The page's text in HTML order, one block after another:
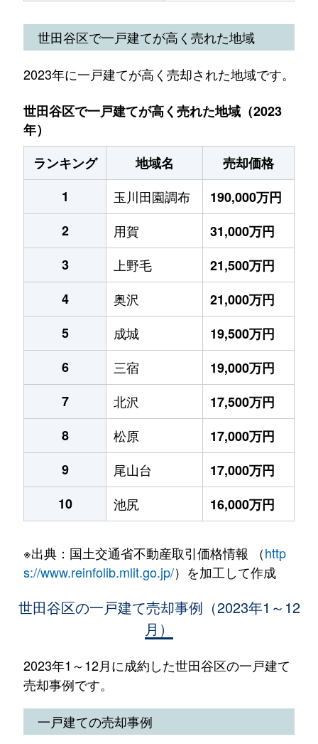
世田谷区で一戸建てが高く売れた地域
2023年に一戸建てが高く売却された地域です。
世田谷区で一戸建てが高く売れた地域（2023
年）
ランキング
地域名
売却価格
1
玉川田園調布
190,000万円
2
用賀
31,000万円
3
上野毛
21,500万円
4
奥沢
21,000万円
5
成城
19,500万円
6
三宿
19,000万円
7
北沢
17,500万円
8
松原
17,000万円
9
尾山台
17,000万円
10
池尻 16,000万円
※出典：国土交通省不動産取引価格情報 （http
s://www.reinfolib.mlit.go.jp/）を加工して作成
世田谷区の一戸建て売却事例（2023年1～12
月）
2023年1～12月に成約した世田谷区の一戸建て
売却事例です。
一戸建ての売却事例